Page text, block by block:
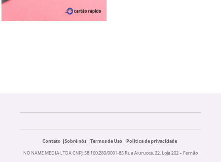
Contato Sobré nós Termos de Uso
Política de privacidade
NO NAME MEDIA LTDA CNPJ: 58.160.280/0001-85 Rua Aiuruoca, 22, Loja 202 – Fernão